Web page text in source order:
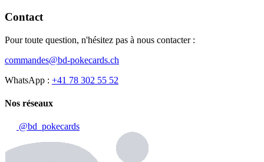
Contact
Pour toute question, n'hésitez pas à nous contacter :
commandes@bd-pokecards.ch
WhatsApp : +41 78 302 55 52
Nos réseaux
@bd_pokecards